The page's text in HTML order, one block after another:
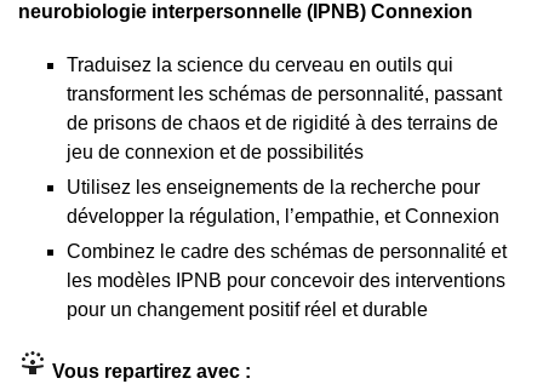
neurobiologie interpersonnelle (IPNB) Connexion
Traduisez la science du cerveau en outils qui
transforment les schémas de personnalité, passant
de prisons de chaos et de rigidité à des terrains de
jeu de connexion et de possibilités
Utilisez les enseignements de la recherche pour
développer la régulation, l’empathie, et Connexion
Combinez le cadre des schémas de personnalité et
les modèles IPNB pour concevoir des interventions
pour un changement positif réel et durable
Vous repartirez avec :